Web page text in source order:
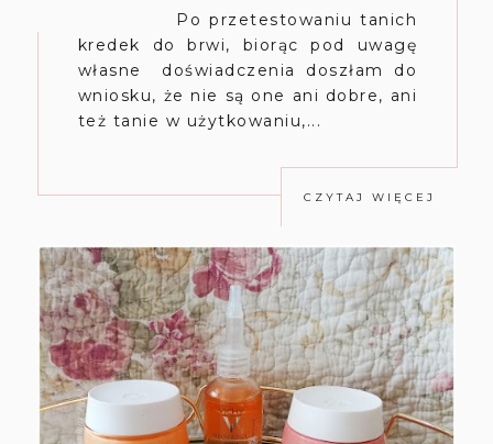
Po przetestowaniu tanich
kredek do brwi, biorąc pod uwagę
własne doświadczenia doszłam do
wniosku, że nie są one ani dobre, ani
też tanie w użytkowaniu,...
CZYTAJ WIĘCEJ